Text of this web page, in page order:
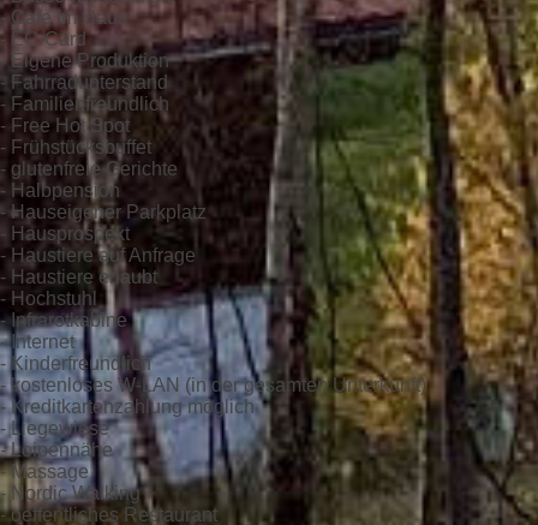
- Cafe im Haus
- EC-Card
- Eigene Produktion
- Fahrradunterstand
- Familienfreundlich
- Free Hot Spot
- Frühstücksbuffet
- glutenfreie Gerichte
- Halbpension
- Hauseigener Parkplatz
- Hausprospekt
- Haustiere auf Anfrage
- Haustiere erlaubt
- Hochstuhl
- Infrarotkabine
- Internet
- Kinderfreundlich
- kostenloses W-LAN (in der gesamten Unterkunft)
- Kreditkartenzahlung möglich
- Liegewiese
- Loipennähe
- Massage
- Nordic Walking
- oeffentliches Restaurant